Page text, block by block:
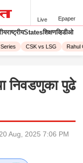
Live Epaper
राष्ट्रीयStatesशिक्षणव्हिडीओ
CSK vs LSG Rahul
निवडणुका पुढे
Aug, 2025 7:06 PM